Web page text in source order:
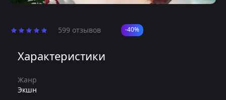
599 отзывов -40%
Характеристики
Жанр
Экшн